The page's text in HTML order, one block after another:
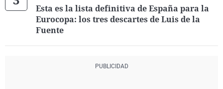
Esta es la lista definitiva de España para la
Eurocopa: los tres descartes de Luis de la
Fuente